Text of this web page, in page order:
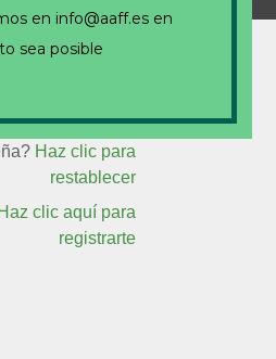
Haz clic para
restablecer
Haz clic aquí para
registrarte
en info@aaff.es en
sea posible